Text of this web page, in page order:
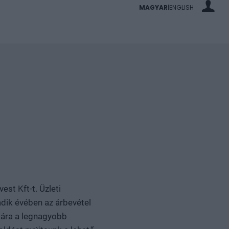
MAGYAR|ENGLISH
Kft-t. Üzleti
évében az árbevétel
a legnagyobb